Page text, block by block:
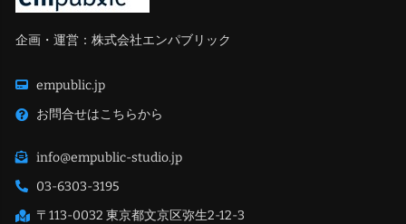
企画・運営：株式会社エンパブリック
empublic.jp
お問合せはこちらから
info@empublic-studio.jp
03-6303-3195
〒113-0032 東京都文京区弥生2-12-3